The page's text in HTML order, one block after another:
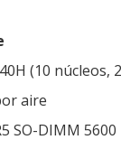
(10 núcleos,
aire
SO-DIMM 5600